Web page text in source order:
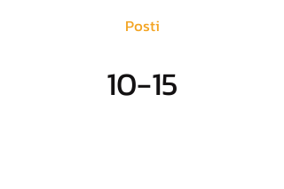
Posti
10-15